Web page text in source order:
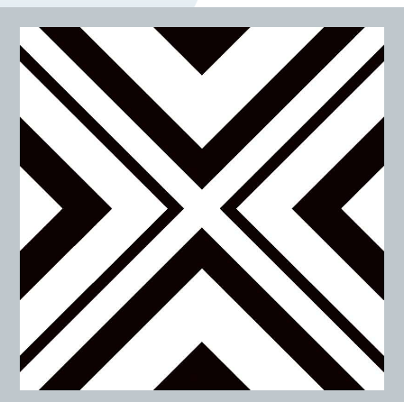
THƯ
TIN SỰ KIỆN
TIN CHUYÊN MÔN
LIÊN HỆ - TƯ